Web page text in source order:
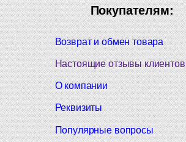
Покупателям:
Возврат и обмен товара
Настоящие отзывы клиентов
О компании
Реквизиты
Популярные вопросы